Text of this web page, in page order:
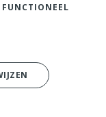
FUNCTIONEEL